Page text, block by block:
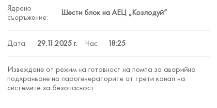
Ядрено
съоръжение:
Шести блок на АЕЦ „Козлодуй“
Дата: 29.11.2025г. Час: 18:25
Извеждане от режим на готовност на помпа за аварийно
подхранване на парогенераторите от трети канал на
системите за безопасност.